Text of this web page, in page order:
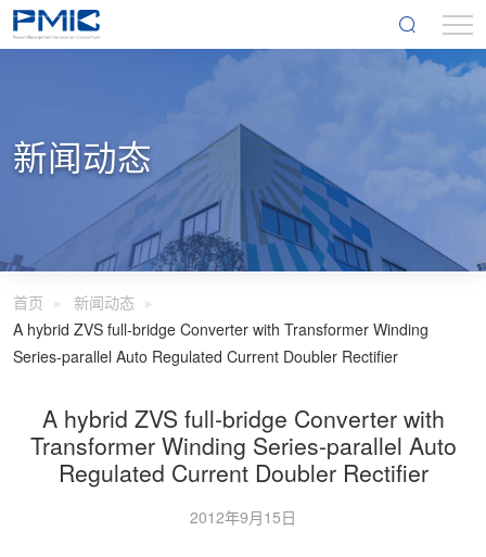
新闻动态
首页
新闻动态
A hybrid ZVS full-bridge Converter with Transformer Winding
Series-parallel Auto Regulated Current Doubler Rectifier
A hybrid ZVS full-bridge Converter with
Transformer Winding Series-parallel Auto
Regulated Current Doubler Rectifier
2012年9月15日